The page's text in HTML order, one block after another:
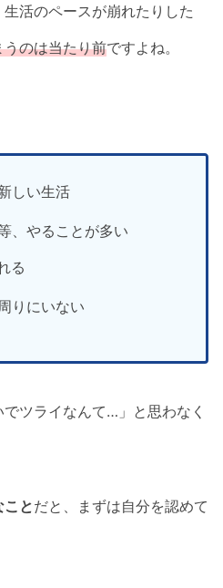
活のペースが崩れたりした
のは当たり前ですよね。
しい生活
、やることが多い
る
りにいない
ツライなんて…」と思わなく
とだと、まずは自分を認めて